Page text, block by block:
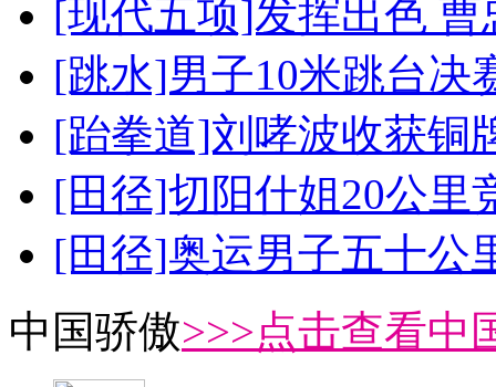
[现代五项]发挥出色
[跳水]男子10米跳台决
[跆拳道]刘哮波收获铜
[田径]切阳什姐20公里
[田径]奥运男子五十公
中国骄傲>>>点击查看中